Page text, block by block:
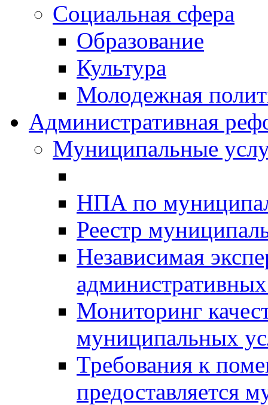
Социальная сфера
Образование
Культура
Молодежная
Административная
Муниципальные
НПА по
Реестр
Независимая
Мониторинг
муниципальных
Требования к
предоставляется